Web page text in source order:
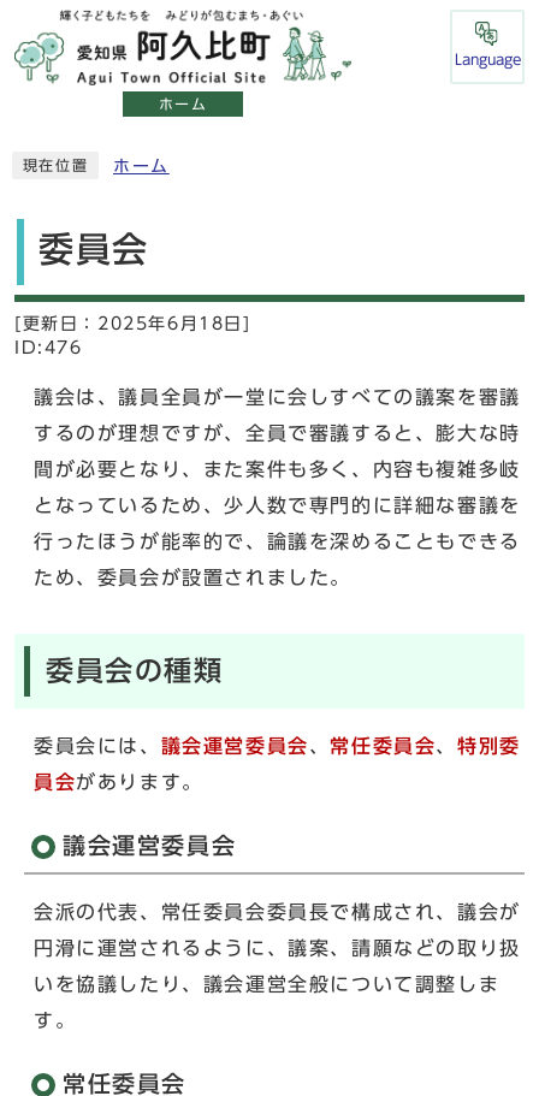
ホーム
Language
現在位置 ホーム
委員会
[更新日： 2025年6月18日]
ID:476
議会は、議員全員が一堂に会しすべての議案を審議
するのが理想ですが、全員で審議すると、膨大な時
間が必要となり、また案件も多く、内容も複雑多岐
となっているため、少人数で専門的に詳細な審議を
行ったほうが能率的で、論議を深めることもできる
ため、委員会が設置されました。
委員会の種類
委員会には、 議会運営委員会、常任委員会、特別委
員会があります。
議会運営委員会
会派の代表、常任委員会委員長で構成され、議会が
円滑に運営されるように、議案、請願などの取り扱
いを協議したり、議会運営全般について調整しま
す。
常任委員会